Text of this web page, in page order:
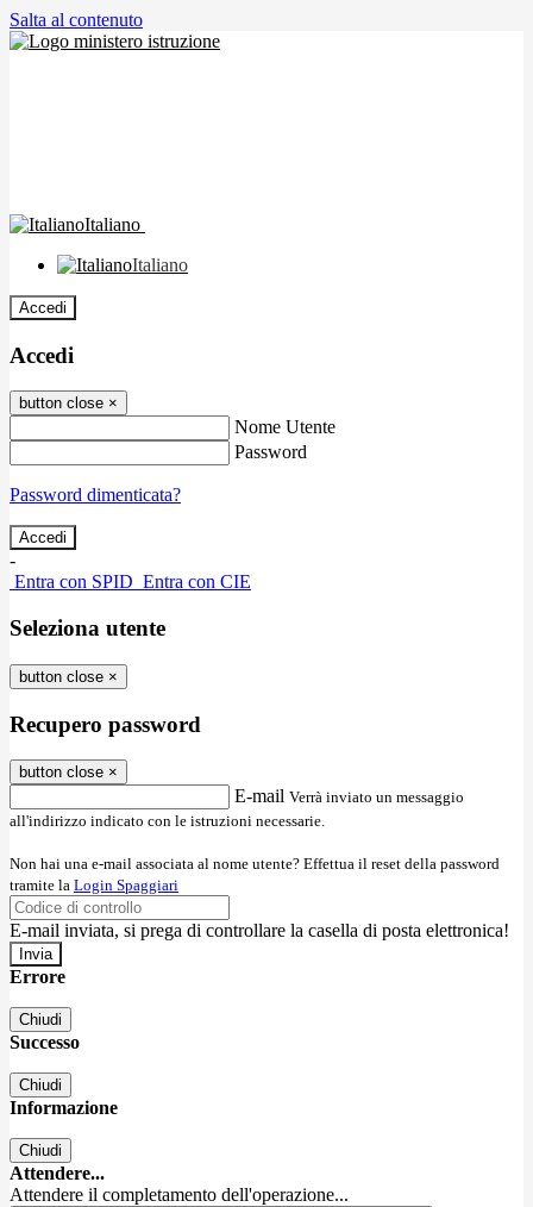
Salta al contenuto
Italiano
Italiano
Accedi
Accedi
button close ×
Nome Utente
Password
Password dimenticata?
-
Entra con SPID Entra con CIE
Seleziona utente
button close ×
Recupero password
button close ×
E-mail Verrà inviato un messaggio
all'indirizzo indicato con le istruzioni necessarie.
Non hai una e-mail associata al nome utente? Effettua il reset della password
tramite la Login Spaggiari
E-mail inviata, si prega di controllare la casella di posta elettronica!
Errore
Chiudi
Successo
Chiudi
Informazione
Chiudi
Attendere...
Attendere il completamento dell'operazione...